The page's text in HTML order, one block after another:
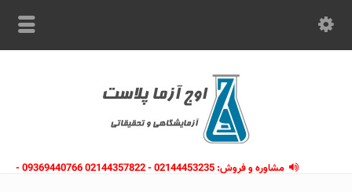
مشاوره و فروش: 02144453235 - 02144357822 09369440766 -